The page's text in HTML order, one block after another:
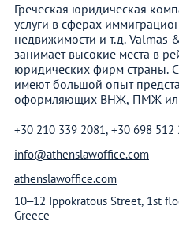
Греческая юридическая
услуги в сферах
недвижимости и т.д. Valmas
занимает высокие места в
юридических фирм страны.
имеют большой опыт
оформляющих ВНЖ, ПМЖ или
+30 210 339 2081, +30 698 512
info@athenslawoffice.com
athenslawoffice.com
10–12 Ippokratous Street, 1st
Greece